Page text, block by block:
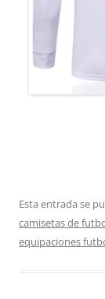
Esta entrada se
camisetas de
equipaciones